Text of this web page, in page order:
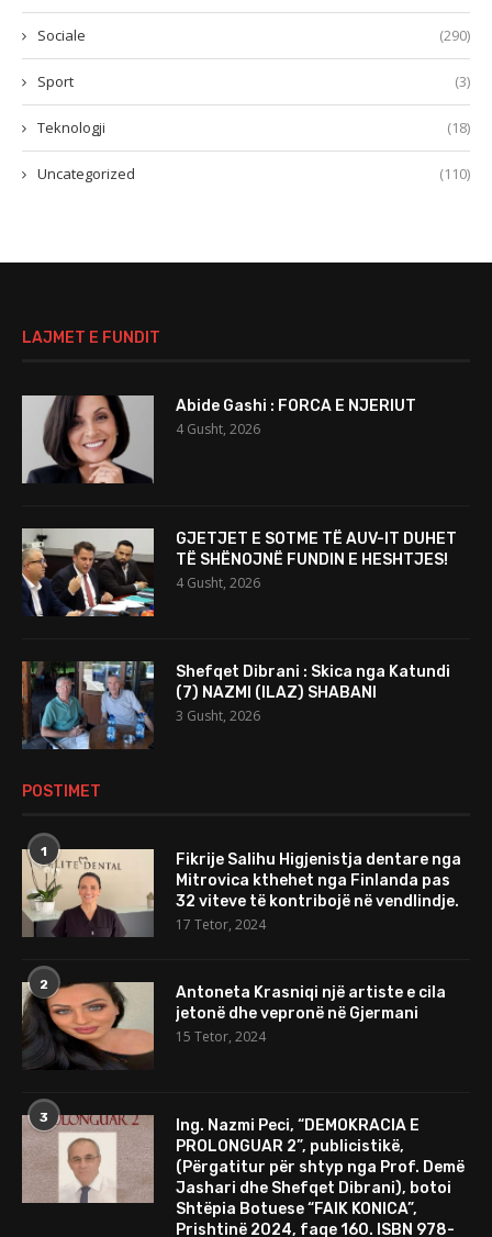
Sociale (290)
Sport (3)
Teknologji (18)
Uncategorized (110)
LAJMET E FUNDIT
Abide Gashi : FORCA E NJERIUT
4 Gusht, 2026
GJETJET E SOTME TË AUV-IT DUHET
TË SHËNOJNË FUNDIN E HESHTJES!
4 Gusht, 2026
Shefqet Dibrani : Skica nga Katundi
(7) NAZMI (ILAZ) SHABANI
3 Gusht, 2026
POSTIMET
1
Fikrije Salihu Higjenistja dentare nga
Mitrovica kthehet nga Finlanda pas
32 viteve të kontribojë në vendlindje.
17 Tetor, 2024
2
Antoneta Krasniqi një artiste e cila
jetonë dhe vepronë në Gjermani
15 Tetor, 2024
3
Ing. Nazmi Peci, “DEMOKRACIA E
PROLONGUAR 2”, publicistikë,
(Përgatitur për shtyp nga Prof. Demë
Jashari dhe Shefqet Dibrani), botoi
Shtëpia Botuese “FAIK KONICA”,
Prishtinë 2024, faqe 160. ISBN 978-